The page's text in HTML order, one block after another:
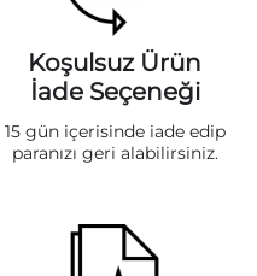
Koşulsuz Ürün
İade Seçeneği
15 gün içerisinde iade edip
paranızı geri alabilirsiniz.